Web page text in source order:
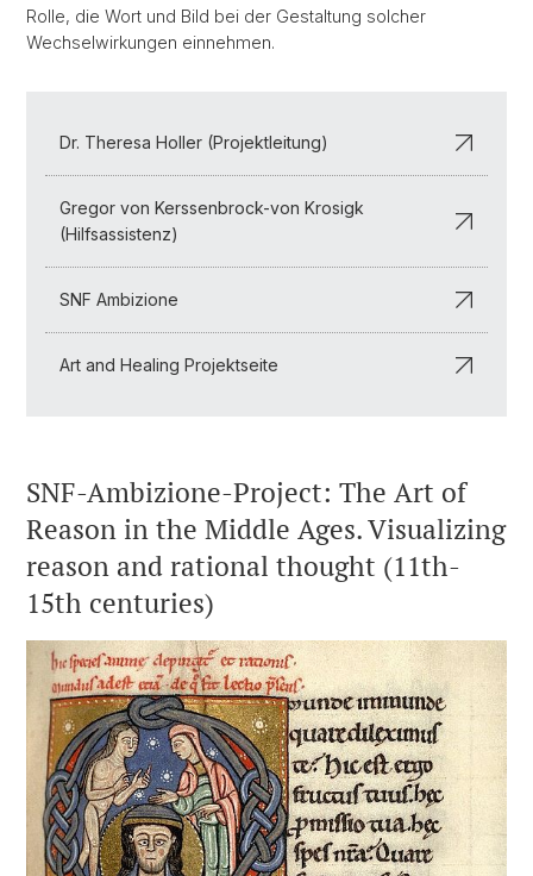
Rolle, die Wort und Bild bei der Gestaltung solcher
Wechselwirkungen einnehmen.
Dr. Theresa Holler (Projektleitung)
Gregor von Kerssenbrock-von Krosigk
(Hilfsassistenz)
SNF Ambizione
Art and Healing Projektseite
SNF-Ambizione-Project: The Art of
Reason in the Middle Ages. Visualizing
reason and rational thought (11th-
15th centuries)